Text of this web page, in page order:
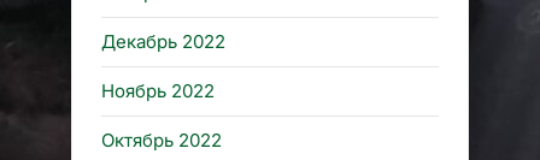
Декабрь 2022
Ноябрь 2022
Октябрь 2022